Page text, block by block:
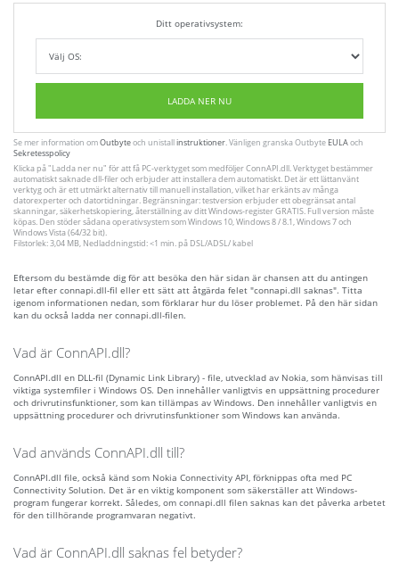
Ditt operativsystem:
LADDA NER NU
Se mer information omOutbyteoch unistallinstruktioner. Vänligen granska Outbyte EULAoch
Sekretesspolicy
Klicka på"Ladda ner nu" för att få PC-verktyget som medföljer ConnAPI.dll. Verktyget bestämmer
automatiskt saknade dll-filer och erbjuder att installera dem automatiskt. Det är ett lättanvänt
verktyg och är ett utmärkt alternativ till manuell installation, vilket har erkänts av många
datorexperter och datortidningar. Begränsningar: testversion erbjuder ett obegränsat antal
skanningar, säkerhetskopiering, återställning av ditt Windows-register GRATIS. Full version måste
köpas. Den stöder sådana operativsystem som Windows 10, Windows 8 / 8.1, Windows 7 och
Windows Vista (64/32 bit).
Filstorlek: 3,04 MB, Nedladdningstid: <1 min. på DSL/ADSL/ kabel
Eftersom du bestämde dig för att besöka den här sidan är chansen att du antingen
letar efter connapi.dll-fil eller ett sätt att åtgärda felet "connapi.dll saknas". Titta
igenom informationen nedan, som förklarar hur du löser problemet. På den här sidan
kan du också ladda ner connapi.dll-filen.
Vad är ConnAPI.dll?
ConnAPI.dll en DLL-fil (Dynamic Link Library) - file, utvecklad av Nokia, som hänvisas till
viktiga systemfiler i Windows OS. Den innehåller vanligtvis en uppsättning procedurer
och drivrutinsfunktioner, som kan tillämpas av Windows. Den innehåller vanligtvis en
uppsättning procedurer och drivrutinsfunktioner som Windows kan använda.
Vad används ConnAPI.dll till?
ConnAPI.dll file, också känd som Nokia Connectivity API, förknippas ofta med PC
Connectivity Solution. Det är en viktig komponent som säkerställer att Windows-
program fungerar korrekt. Således, om connapi.dll filen saknas kan det påverka arbetet
för den tillhörande programvaran negativt.
Vad är ConnAPI.dll saknas fel betyder?